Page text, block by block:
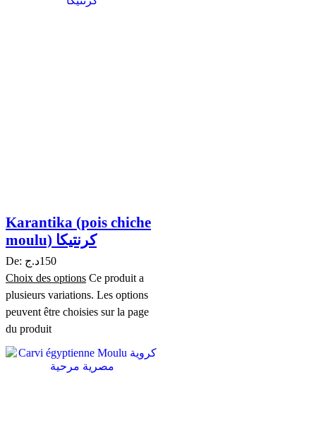
Karantika (pois chiche
moulu) كرنتيكا
De: 150د.ج
Choix des options Ce produit a
plusieurs variations. Les options
peuvent être choisies sur la page
du produit